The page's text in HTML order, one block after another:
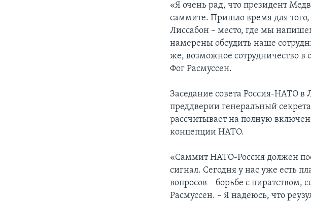
«Я очень рад, что президент
саммите. Пришло время для
Лиссабон – место, где мы
намерены обсудить наше
же, возможное сотрудничество в
Фог Расмуссен.
Заседание совета Россия-НАТО в
преддверии генеральный
рассчитывает на полную
концепции НАТО.
«Саммит НАТО-Россия должен
сигнал. Сегодня у нас уже есть
вопросов – борьбе с пиратством,
Расмуссен. – Я надеюсь, что